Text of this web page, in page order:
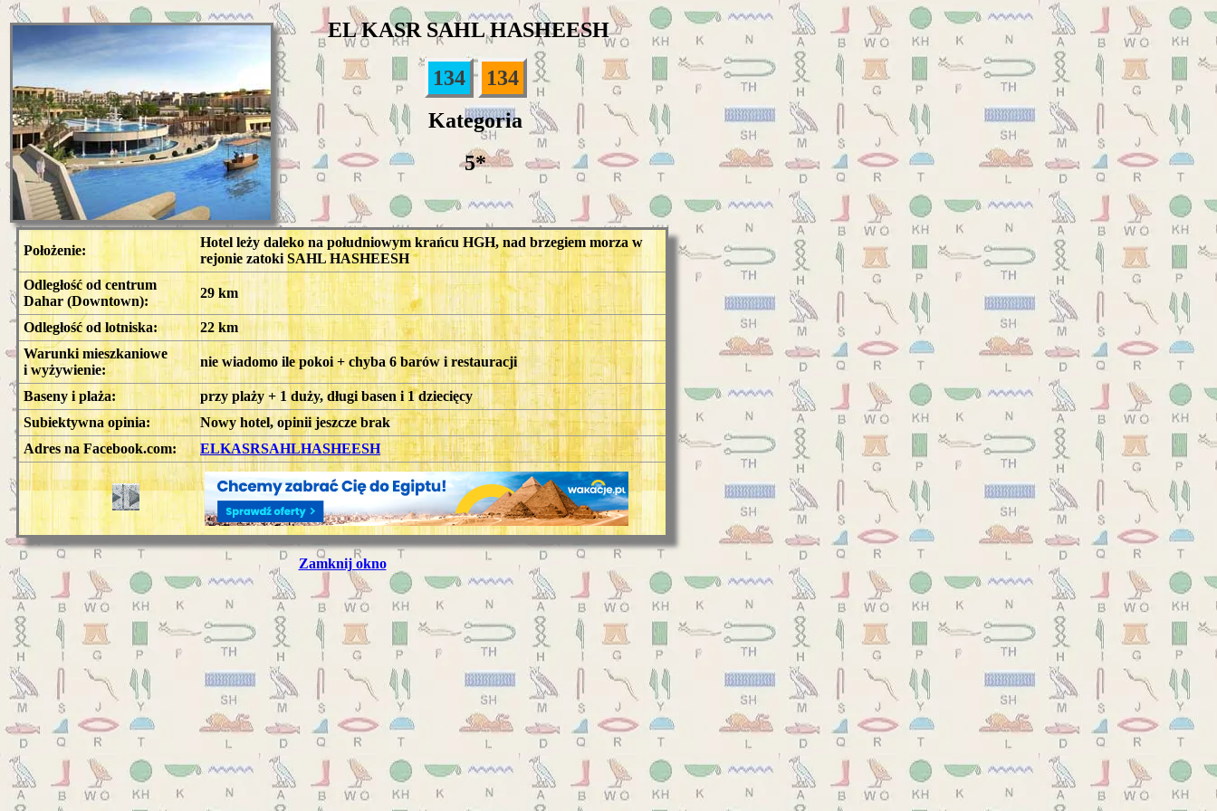
EL KASR SAHL HASHEESH
134
134
Kategoria
5*
Położenie:
Hotel leży daleko na południowym krańcu HGH, nad brzegiem morza w
rejonie zatoki SAHL HASHEESH
Odległość od centrum
Dahar (Downtown):
29 km
Odległość od lotniska:
22 km
Warunki mieszkaniowe
i wyżywienie:
nie wiadomo ile pokoi + chyba 6 barów i restauracji
Baseny i plaża:
przy plaży + 1 duży, długi basen i 1 dziecięcy
Subiektywna opinia:
Nowy hotel, opinii jeszcze brak
Adres na Facebook.com:
ELKASRSAHLHASHEESH
Zamknij okno